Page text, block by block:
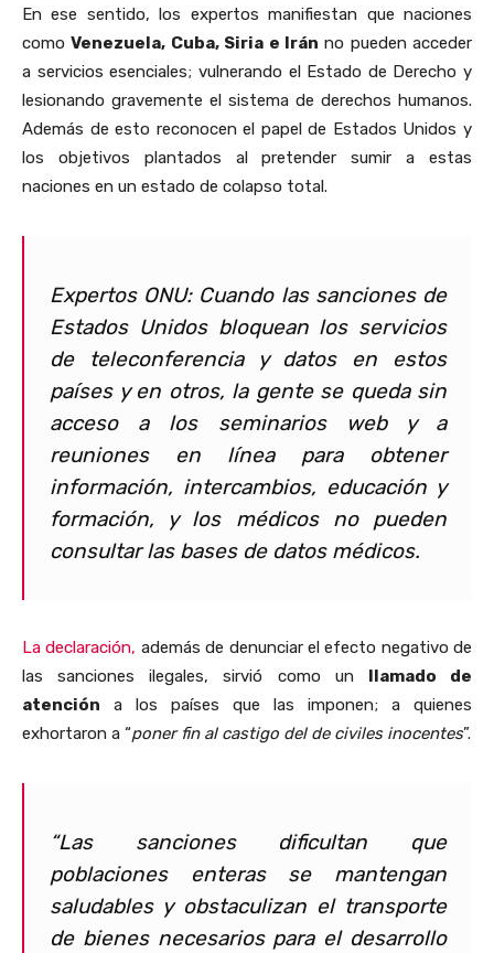
En ese sentido, los expertos manifiestan que naciones
comoVenezuela, Cuba, Siria e Irán no pueden acceder
a servicios esenciales; vulnerando el Estado de Derecho y
lesionando gravemente el sistema de derechos humanos.
Además de esto reconocen el papel de Estados Unidos y
los objetivos plantados al pretender sumir a estas
naciones en un estado de colapso total.
Expertos ONU: Cuando las sanciones de
Estados Unidos bloquean los servicios
de teleconferencia y datos en estos
países y en otros, la gente se queda sin
acceso a los seminarios web y a
reuniones en línea para obtener
información, intercambios, educación y
formación, y los médicos no pueden
consultar las bases de datos médicos.
La declaración, además de denunciar el efecto negativo de
las sanciones ilegales, sirvió como un llamado de
atención a los países que las imponen; a quienes
exhortaron a “poner fin al castigo del de civiles inocentes”.
“Las sanciones dificultan que
poblaciones enteras se mantengan
saludables y obstaculizan el transporte
de bienes necesarios para el desarrollo